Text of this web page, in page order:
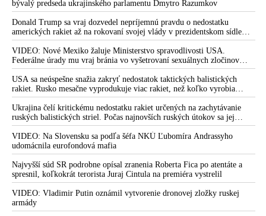
že USA Ukrajine nedodajú protiraketové systémy Patriot
bývalý predseda ukrajinského parlamentu Dmytro Razumkov
Donald Trump sa vraj dozvedel nepríjemnú pravdu o nedostatku
amerických rakiet až na rokovaní svojej vlády v prezidentskom sídle
Camp David v Marylande, a preto musel odložiť plánované útoky na
Irán. Prezident USA sa pre to údajne pohádal so šéfom Pentagónu, lebo
bol presvedčený o opaku
VIDEO: Nové Mexiko žaluje Ministerstvo spravodlivosti USA.
Federálne úrady mu vraj bránia vo vyšetrovaní sexuálnych zločinov
organizátora pedofilnej siete Jeffreyho Epsteina. Ten mal nariadiť, aby
dve dievčatá zo zahraničia, ktoré boli uškrtené počas drsného
fetišistického sexu, pochovali v blízkosti jeho ranča v tomto americkom
štáte
USA sa neúspešne snažia zakryť nedostatok taktických balistických
rakiet. Rusko mesačne vyprodukuje viac rakiet, než koľko vyrobia
všetci producenti systémov Patriot dohromady
Ukrajina čelí kritickému nedostatku rakiet určených na zachytávanie
ruských balistických striel. Počas najnovších ruských útokov sa jej
nepodarilo zostreliť ani jednu. Volodymyr Zelenskyj sa v zúfalstve snaží
prostredníctvom NATO zabezpečiť ich dodávky
VIDEO: Na Slovensku sa podľa šéfa NKÚ Ľubomíra Andrassyho
udomácnila eurofondová mafia
Najvyšší súd SR podrobne opísal zranenia Roberta Fica po atentáte a
spresnil, koľkokrát terorista Juraj Cintula na premiéra vystrelil
VIDEO: Vladimir Putin oznámil vytvorenie dronovej zložky ruskej
armády